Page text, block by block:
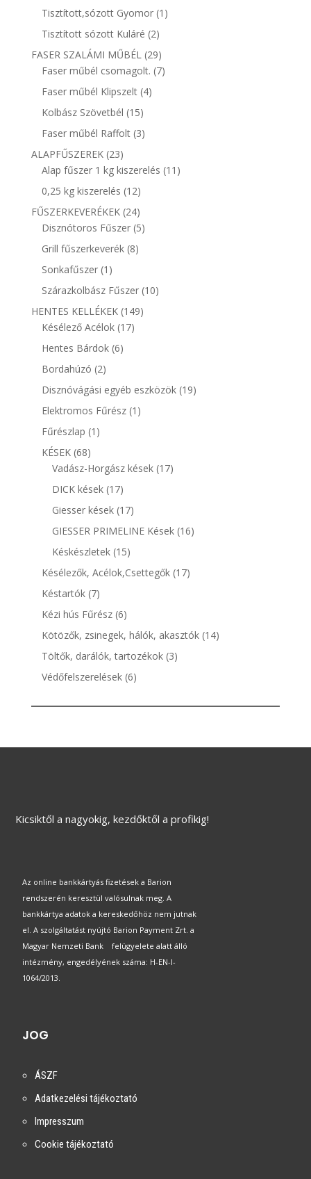
Tisztított,sózott Gyomor 1 1
Tisztított sózott Kuláré 22
termék
FASER SZALÁMI MŰBÉL 2929
termék
Faser műbél csomagolt. 77
Faser műbél Klipszelt 44
Kolbász Szövetbél 1515
termék
Faser műbél Raffolt 33
ALAPFŰSZEREK 2323
termék
Alap fűszer 1 kg kiszerelés 11 11
0,25 kg kiszerelés 1212
termék
FŰSZERKEVERÉKEK 2424
termék
Disznótoros Fűszer 55
Grill fűszerkeverék 88
Sonkafűszer 1 1
termék
Szárazkolbász Fűszer 1010
HENTES KELLÉKEK 149149
Késélező Acélok 1717
Hentes Bárdok 66
Bordahúzó 22
termék
Disznóvágási egyéb eszközök 1919
Elektromos Fűrész 1 1
Fűrészlap 1 1
KÉSEK 6868
termék
Vadász-Horgász kések 1717
DICK kések 1717
termék
Giesser kések 1717
termék
GIESSER PRIMELINE Kések 1616
Késkészletek 1515
termék
Késélezők, Acélok,Csettegők 1717
Késtartók 77
termék
Kézi hús Fűrész 66
termék
Kötözők, zsinegek, hálók, akasztók 1414
Töltők, darálók, tartozékok 33
Védőfelszerelések 66
Kicsiktől a nagyokig, kezdőktől a profikig!
Az online bankkártyás fizetések a Barion
rendszerén keresztül valósulnak meg. A
bankkártya adatok a kereskedőhöz nem jutnak
el. A szolgáltatást nyújtó Barion Payment Zrt. a
Magyar Nemzeti Bank felügyelete alatt álló
intézmény, engedélyének száma: H-EN-I-
1064/2013.
JOG
ÁSZF
Adatkezelési tájékoztató
Impresszum
Cookie tájékoztató